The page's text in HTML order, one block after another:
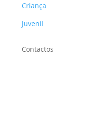
Criança
Juvenil
Contactos